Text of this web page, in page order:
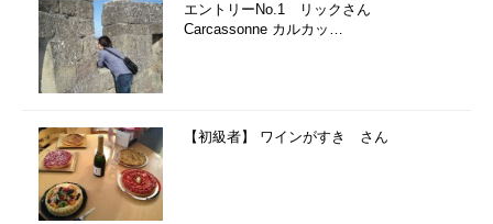
エントリーNo.1 リックさん
Carcassonne カルカッ…
【初級者】 ワインがすき さん